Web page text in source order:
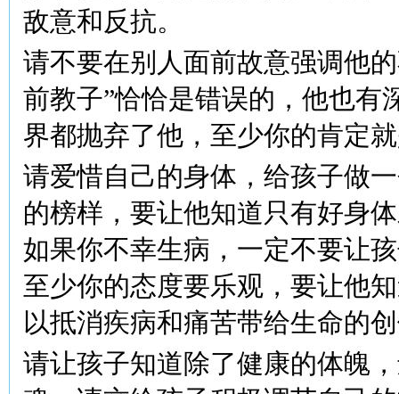
敌意和反抗。
请不要在别人面前故意强调他
前教子”恰恰是错误的，他也有
界都抛弃了他，至少你的肯定
请爱惜自己的身体，给孩子做
的榜样，要让他知道只有好身
如果你不幸生病，一定不要让
至少你的态度要乐观，要让他
以抵消疾病和痛苦带给生命的
请让孩子知道除了健康的体魄